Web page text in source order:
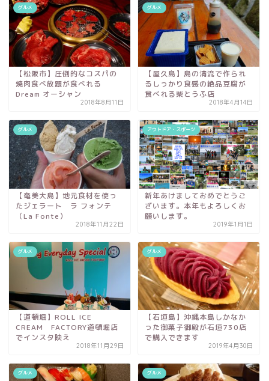
グルメ
【松阪市】圧倒的なコスパの
焼肉食べ放題が食べれる
Dream オーシャン
2018年8月11日
グルメ
【屋久島】島の清流で作られ
るしっかり食感の絶品豆腐が
食べれる柴とうふ店
2018年4月14日
グルメ
【奄美大島】地元食材を使っ
たジェラート ラ フォンテ
（La Fonte）
2018年11月22日
アウトドア・スポーツ
新年あけましておめでとうご
ざいます。本年もよろしくお
願いします。
2019年1月1日
グルメ
【道頓堀】ROLL ICE
CREAM FACTORY道頓堀店
でインスタ映え
2018年11月29日
グルメ
【石垣島】沖縄本島しかなか
った御菓子御殿が石垣730店
で購入できます
2019年4月30日
グルメ グルメ